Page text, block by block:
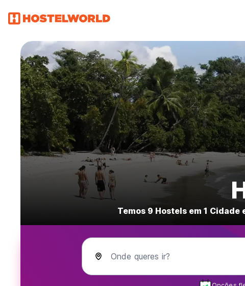
Temos 9 Hostels em 1
Onde queres ir?